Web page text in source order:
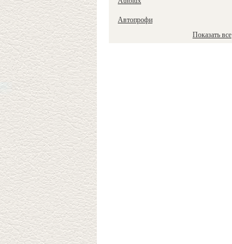
Автопрофи
Показать все